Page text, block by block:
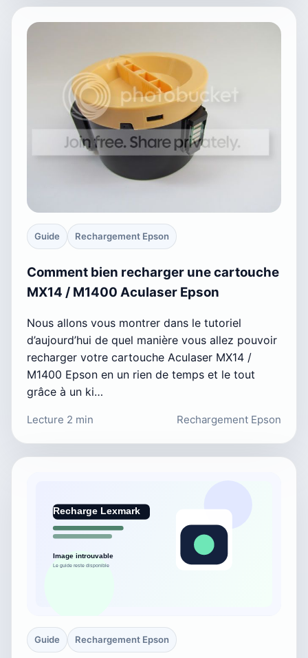
Guide Rechargement Epson
Comment bien recharger une cartouche
MX14 / M1400 Aculaser Epson
Nous allons vous montrer dans le tutoriel
d’aujourd’hui de quel manière vous allez pouvoir
recharger votre cartouche Aculaser MX14 /
M1400 Epson en un rien de temps et le tout
grâce à un ki…
Lecture 2 min Rechargement Epson
Guide Rechargement Epson